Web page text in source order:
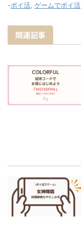
-ポイ活 ゲームでポイ活
関連記事